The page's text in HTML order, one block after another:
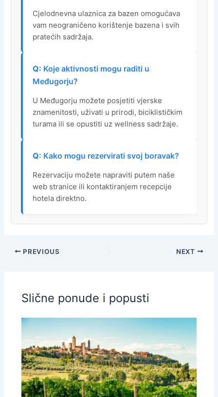
Cjelodnevna ulaznica za bazen omogućava
vam neograničeno korištenje bazena i svih
pratećih sadržaja.
Koje aktivnosti mogu raditi u
Međugorju?
U Međugorju možete posjetiti vjerske
znamenitosti, uživati u prirodi, biciklističkim
turama ili se opustiti uz wellness sadržaje.
Kako mogu rezervirati svoj boravak?
Rezervaciju možete napraviti putem naše
web stranice ili kontaktiranjem recepcije
hotela direktno.
PREVIOUS NEXT
Slične ponude i popusti